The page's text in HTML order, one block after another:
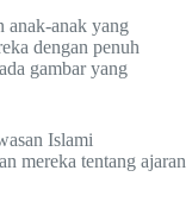
anak-anak yang
dengan penuh
gambar yang
Islami
mereka tentang ajaran